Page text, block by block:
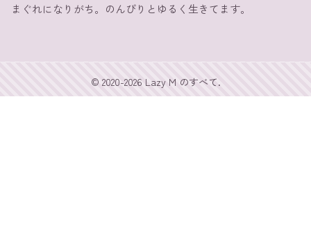
まぐれになりがち。のんびりとゆるく生きてます。
© 2020-2026 Lazy M のすべて.